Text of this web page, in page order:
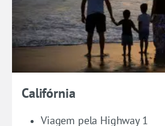
Califórnia
Viagem pela Highway 1